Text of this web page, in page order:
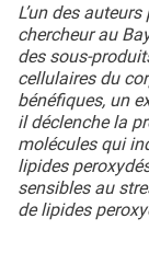
L’un des
chercheur au
des sous-
cellulaires du
bénéfiques, un
il déclenche la
molécules qui
lipides
sensibles au
de lipides